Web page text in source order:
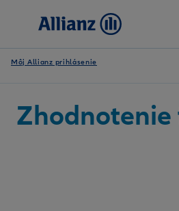
Môj Allianz prihlásenie
Zhodnotenie